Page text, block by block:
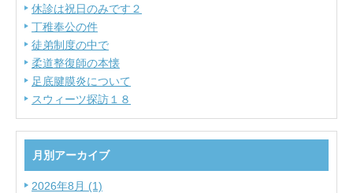
休診は祝日のみです２
丁稚奉公の件
徒弟制度の中で
柔道整復師の本懐
足底腱膜炎について
スウィーツ探訪１８
月別アーカイブ
2026年8月 (1)